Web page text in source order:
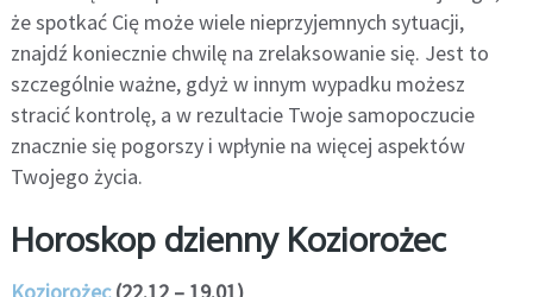
że spotkać Cię może wiele nieprzyjemnych sytuacji,
znajdź koniecznie chwilę na zrelaksowanie się. Jest to
szczególnie ważne, gdyż w innym wypadku możesz
stracić kontrolę, a w rezultacie Twoje samopoczucie
znacznie się pogorszy i wpłynie na więcej aspektów
Twojego życia.
Horoskop dzienny Koziorożec